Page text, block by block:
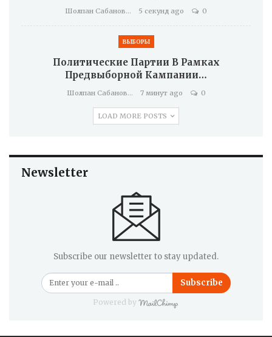
Шолпан Сабанова 5 секунд ago 0
ВЫБОРЫ
Политические Партии В Рамках
Предвыборной Кампании…
Шолпан Сабанова 7 минут ago 0
LOAD MORE POSTS
Newsletter
Subscribe our newsletter to stay updated.
Subscribe
Powered by